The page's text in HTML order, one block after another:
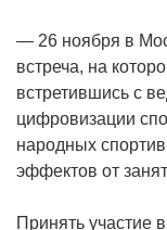
— 26 ноября в
встреча, на
встретившись с
цифровизации
народных
эффектов от
Принять участие